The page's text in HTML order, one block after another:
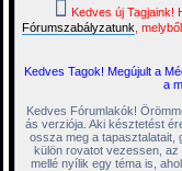
Kedves új Tagjaink!
Fórumszabályzatunk ,
Kedves Tagok! Megújult a
a
Kedves Fórumlakók!
ás verziója. Aki késztetést
ossza meg a tapasztalatait,
külön rovatot vezessen,
mellé nyílik egy téma is,